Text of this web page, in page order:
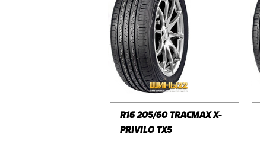
R16 205/60 TRACMAX X-
PRIVILO TX5